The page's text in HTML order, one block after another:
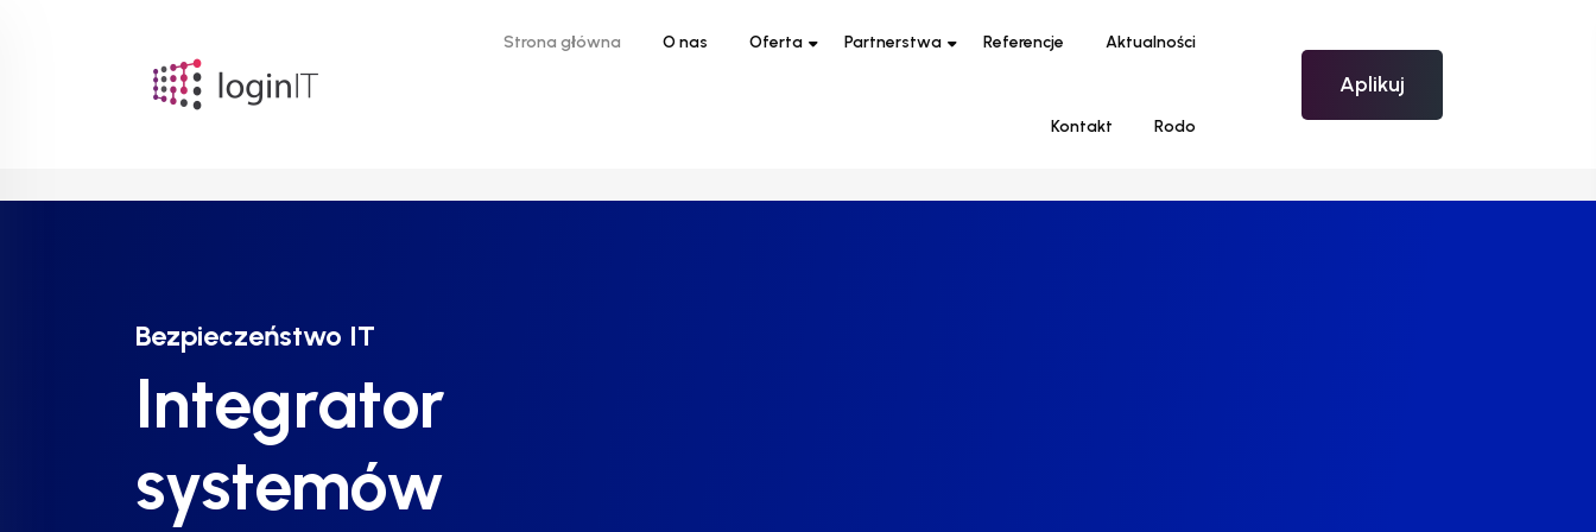
Strona główna O nas Oferta Partnerstwa Referencje Aktualności
Kontakt Rodo
Aplikuj
Bezpieczeństwo IT
Integrator
systemów
Bezpieczeństwo IT
Integrator
systemów
Bezpieczeństwo IT
Integrator
systemów